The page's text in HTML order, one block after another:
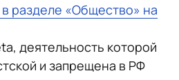
в разделе «Общество» на
деятельность которой
и запрещена в РФ